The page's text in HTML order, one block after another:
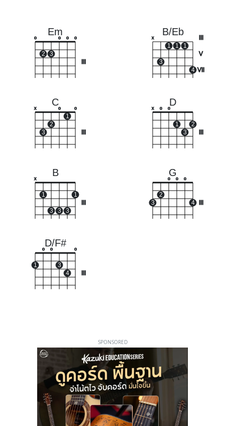
Em
o
2 3
o o o
B/Eb
V
VII
x
3
1 1 1
4
C
x
3
2
o
1
o
D
x o o
1
3
2
B
x
1
3 3 3
1
G
3
2
o o o
4
D/F#
1
o o
3
4
o
SPONSORED